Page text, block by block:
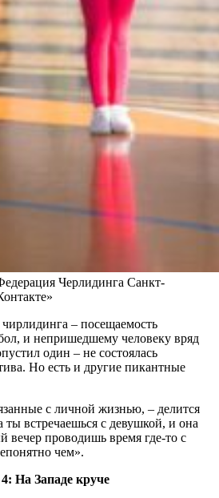
Черлидинга Санкт-
– посещаемость
и непришедшему человеку вряд
один – не состоялась
Но есть и другие пикантные
с личной жизнью, – делится
встречаешься с девушкой, и она
вечер проводишь время где-то с
чем».
На Западе круче